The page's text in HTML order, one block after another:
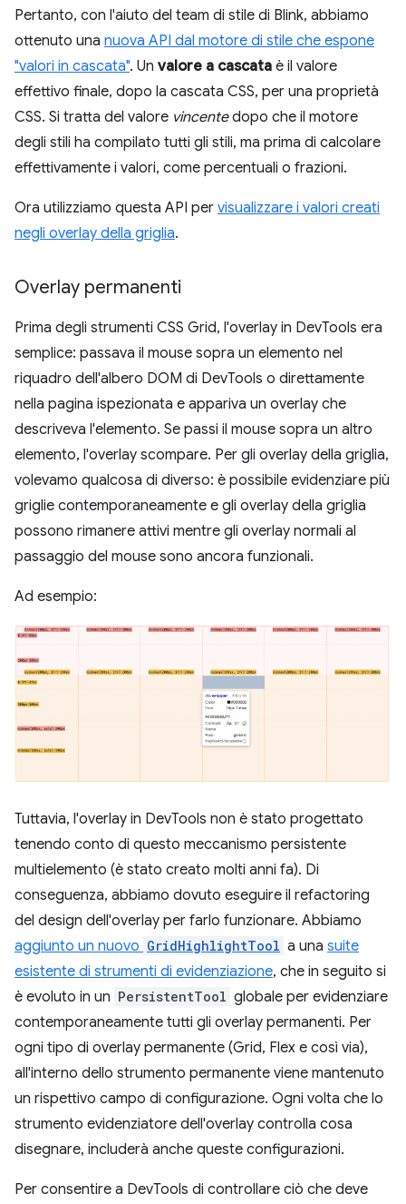
Pertanto, con l'aiuto del team di stile di Blink, abbiamo
ottenuto una nuova API dal motore di stile che espone
"valori in cascata". Un valore a cascata è il valore
effettivo finale, dopo la cascata CSS, per una proprietà
CSS. Si tratta del valore vincentedopo che il motore
degli stili ha compilato tutti gli stili, ma prima di calcolare
effettivamente i valori, come percentuali o frazioni.
Ora utilizziamo questa API per visualizzare i valori creati
negli overlay della griglia.
Overlay permanenti
Prima degli strumenti CSS Grid, l'overlay in DevTools era
semplice: passava il mouse sopra un elemento nel
riquadro dell'albero DOM di DevTools o direttamente
nella pagina ispezionata e appariva un overlay che
descriveva l'elemento. Se passi il mouse sopra un altro
elemento, l'overlay scompare. Per gli overlay della griglia,
volevamo qualcosa di diverso: è possibile evidenziare più
griglie contemporaneamente e gli overlay della griglia
possono rimanere attivi mentre gli overlay normali al
passaggio del mouse sono ancora funzionali.
Ad esempio:
Tuttavia, l'overlay in DevTools non è stato progettato
tenendo conto di questo meccanismo persistente
multielemento (è stato creato molti anni fa). Di
conseguenza, abbiamo dovuto eseguire il refactoring
del design dell'overlay per farlo funzionare. Abbiamo
aggiunto un nuovo GridHighlightTool a una suite
esistente di strumenti di evidenziazione, che in seguito si
è evoluto in un PersistentTool globale per evidenziare
contemporaneamente tutti gli overlay permanenti. Per
ogni tipo di overlay permanente (Grid, Flex e così via),
all'interno dello strumento permanente viene mantenuto
un rispettivo campo di configurazione. Ogni volta che lo
strumento evidenziatore dell'overlay controlla cosa
disegnare, includerà anche queste configurazioni.
Per consentire a DevTools di controllare ciò che deve